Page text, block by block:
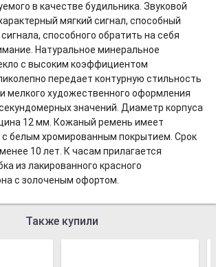
в качестве будильника. Звуковой
мягкий сигнал, способный
способного обратить на себя
Натуральное минеральное
с высоким коэффициентом
передает контурную стильность
мелкого художественного оформления
значений. Диаметр корпуса
12 мм. Кожаный ремень имеет
белым хромированным покрытием. Срок
10 лет. К часам прилагается
из лакированного красного
с золоченым офортом.
Также купили